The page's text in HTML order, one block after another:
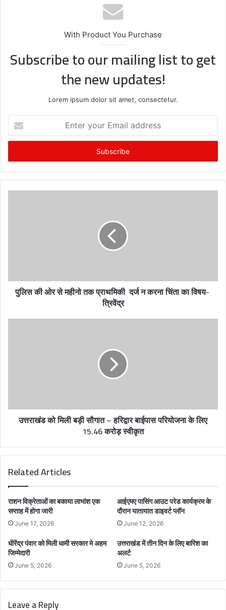
With Product You Purchase
Subscribe to our mailing list to get
the new updates!
Lorem ipsum dolor sit amet, consectetur.
t
r
y
पुलिस की ओर से महीनो तक प्राथमिकी दर्ज न करना चिंता का विषय-
त्रिवेंद्र
उत्तराखंड को मिली बड़ी सौगात – हरिद्वार बाईपास परियोजना के लिए
15.46 करोड़ स्वीकृत
Related Articles
राशन विक्रेताओं का बकाया लाभांश एक
सप्ताह में होगा जारी
June 17, 2026
आईएमए पासिंग आउट परेड कार्यक्रम के
दौरान यातायात डाइवर्ट प्लॉन
June 12, 2026
धीरेंद्र पंवार को मिली धामी सरकार मे अहम
जिम्मेदारी
June 5, 2026
उत्तराखंड में तीन दिन के लिए बारिश का
अलर्ट
June 5, 2026
Leave a Reply